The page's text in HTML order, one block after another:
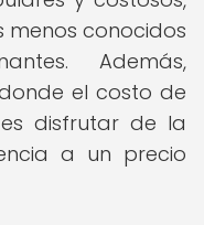
menos conocidos
Además,
el costo de
disfrutar de la
a un precio